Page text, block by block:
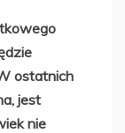
ostatnich
jest
nie